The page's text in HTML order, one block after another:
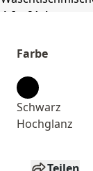
Farbe
Schwarz
Hochglanz